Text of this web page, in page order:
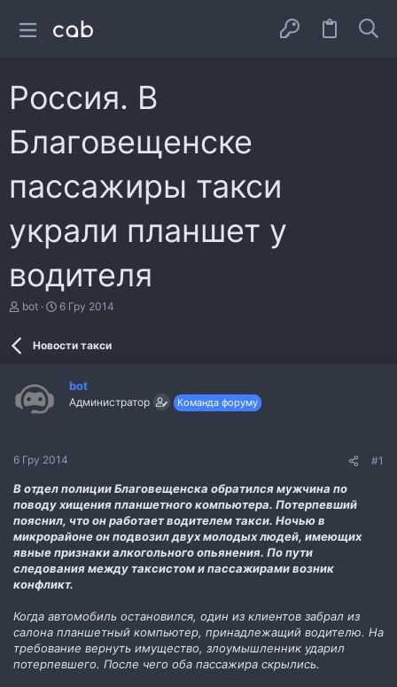
Россия. В
Благовещенске
пассажиры такси
украли планшет у
водителя
А
е
м
bot
Д
а
н
6 Гру 2014
Новости такси
bot
Администратор Команда форуму
6 Гру 2014 #1
В отдел полиции Благовещенска обратился мужчина по
поводу хищения планшетного компьютера. Потерпевший
пояснил, что он работает водителем такси. Ночью в
микрорайоне он подвозил двух молодых людей, имеющих
явные признаки алкогольного опьянения. По пути
следования между таксистом и пассажирами возник
конфликт.
Когда автомобиль остановился, один из клиентов забрал из
салона планшетный компьютер, принадлежащий водителю. На
требование вернуть имущество, злоумышленник ударил
потерпевшего. После чего оба пассажира скрылись.